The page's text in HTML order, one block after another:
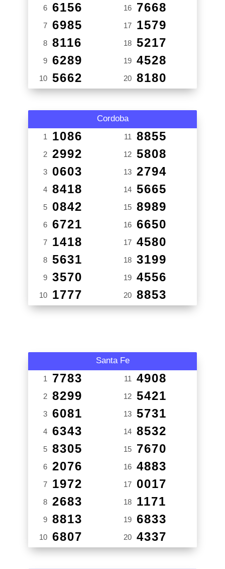
6 6156
7 6985
8 8116
9 6289
10 5662
16 7668
17 1579
18 5217
19 4528
20 8180
Cordoba
1 1086
2 2992
3 0603
4 8418
5 0842
6 6721
7 1418
8 5631
9 3570
10 1777
11 8855
12 5808
13 2794
14 5665
15 8989
16 6650
17 4580
18 3199
19 4556
20 8853
Santa Fe
1 7783
2 8299
3 6081
4 6343
5 8305
6 2076
7 1972
8 2683
9 8813
10 6807
11 4908
12 5421
13 5731
14 8532
15 7670
16 4883
17 0017
18 1171
19 6833
20 4337